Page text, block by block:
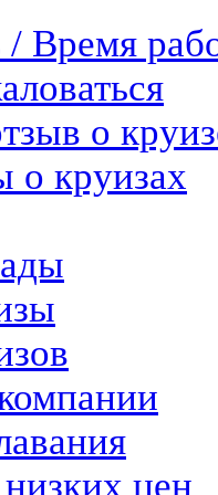
/ Время
о
о круизах
цен